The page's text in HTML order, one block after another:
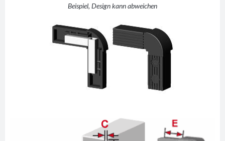
L (rechter Winkel)Beispiel, Design kann abweichen